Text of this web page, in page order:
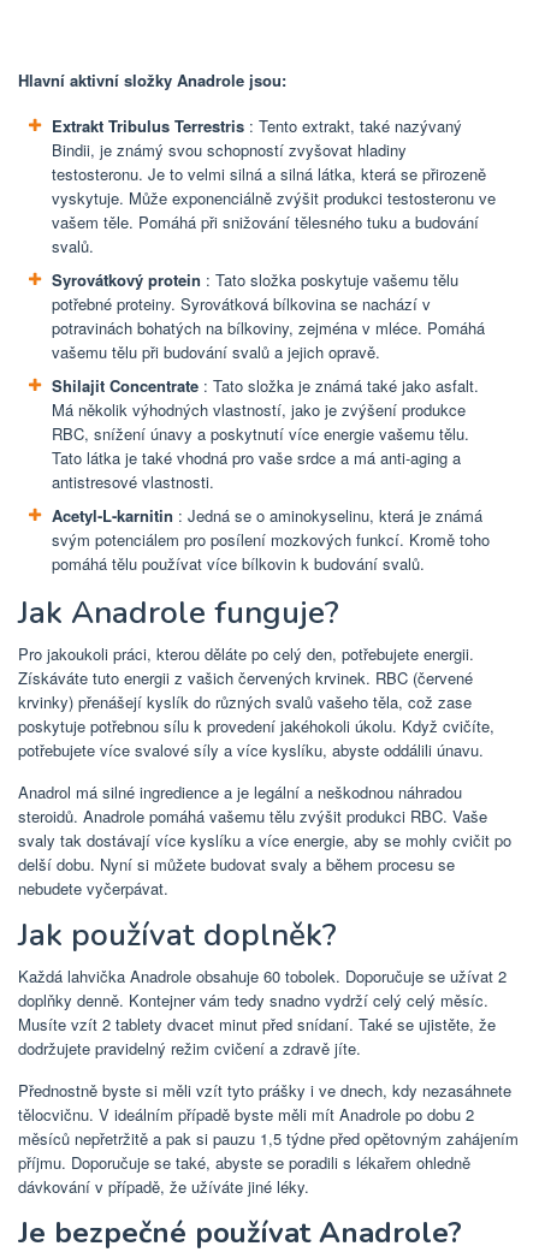
Hlavní aktivní složky Anadrole jsou:
Extrakt Tribulus Terrestris : Tento extrakt, také nazývaný
Bindii, je známý svou schopností zvyšovat hladiny
testosteronu. Je to velmi silná a silná látka, která se přirozeně
vyskytuje. Může exponenciálně zvýšit produkci testosteronu ve
vašem těle. Pomáhá při snižování tělesného tuku a budování
svalů.
Syrovátkový protein : Tato složka poskytuje vašemu tělu
potřebné proteiny. Syrovátková bílkovina se nachází v
potravinách bohatých na bílkoviny, zejména v mléce. Pomáhá
vašemu tělu při budování svalů a jejich opravě.
Shilajit Concentrate : Tato složka je známá také jako asfalt.
Má několik výhodných vlastností, jako je zvýšení produkce
RBC, snížení únavy a poskytnutí více energie vašemu tělu.
Tato látka je také vhodná pro vaše srdce a má anti-aging a
antistresové vlastnosti.
Acetyl-L-karnitin : Jedná se o aminokyselinu, která je známá
svým potenciálem pro posílení mozkových funkcí. Kromě toho
pomáhá tělu používat více bílkovin k budování svalů.
Jak Anadrole funguje?
Pro jakoukoli práci, kterou děláte po celý den, potřebujete energii.
Získáváte tuto energii z vašich červených krvinek. RBC (červené
krvinky) přenášejí kyslík do různých svalů vašeho těla, což zase
poskytuje potřebnou sílu k provedení jakéhokoli úkolu. Když cvičíte,
potřebujete více svalové síly a více kyslíku, abyste oddálili únavu.
Anadrol má silné ingredience a je legální a neškodnou náhradou
steroidů. Anadrole pomáhá vašemu tělu zvýšit produkci RBC. Vaše
svaly tak dostávají více kyslíku a více energie, aby se mohly cvičit po
delší dobu. Nyní si můžete budovat svaly a během procesu se
nebudete vyčerpávat.
Jak používat doplněk?
Každá lahvička Anadrole obsahuje 60 tobolek. Doporučuje se užívat 2
doplňky denně. Kontejner vám tedy snadno vydrží celý celý měsíc.
Musíte vzít 2 tablety dvacet minut před snídaní. Také se ujistěte, že
dodržujete pravidelný režim cvičení a zdravě jíte.
Přednostně byste si měli vzít tyto prášky i ve dnech, kdy nezasáhnete
tělocvičnu. V ideálním případě byste měli mít Anadrole po dobu 2
měsíců nepřetržitě a pak si pauzu 1,5 týdne před opětovným zahájením
příjmu. Doporučuje se také, abyste se poradili s lékařem ohledně
dávkování v případě, že užíváte jiné léky.
Je bezpečné používat Anadrole?